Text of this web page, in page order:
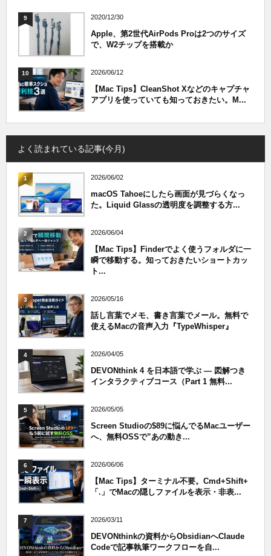
9 2020/12/30
Apple、第2世代AirPods Proは2つのサイズ
で、W2チップを搭載か
10 2026/06/12
【Mac Tips】CleanShot Xなどのキャプチャ
アプリを使っていても知っておきたい。M...
よく読まれている記事(今月)
1 2026/06/02
macOS Tahoeにしたら画面が見づらくなっ
た。Liquid Glassの透明度を調整する方...
2 2026/06/04
【Mac Tips】Finderでよく使うフォルダに一
瞬で移動する。知っておきたいショートカッ
ト...
3 2026/05/16
話し言葉でメモ、書き言葉でメール。無料で
使えるMacの音声入力『TypeWhisper』
4 2026/04/05
DEVONthink 4 を日本語で学ぶ — 図解つき
インタラクティブコース（Part 1 無料...
5 2026/05/05
Screen Studioの$89に悩んでるMacユーザー
へ、無料OSSで”あの動き...
6 2026/06/06
【Mac Tips】ターミナル不要。Cmd+Shift+
「.」でMacの隠しファイルを表示・非表...
7 2026/03/11
DEVONthinkの資料からObsidianへClaude
Codeで記事執筆ワークフローを自...